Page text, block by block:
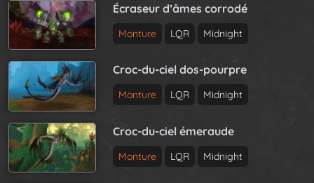
Écraseur d’âmes corrodé
Monture LQR Midnight
Croc-du-ciel dos-pourpre
Monture LQR Midnight
Croc-du-ciel émeraude
Monture LQR Midnight